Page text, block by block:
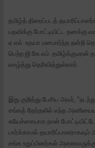
தமிழ்த் திரைப்படத்
பதவிக்கு போட்டியிட்ட தனக்கு
ஏ.எல். உதயா மனமார்ந்த நன்றி
பெற்ற ஜி.கே.எம்.
வாழ்த்து தெரிவித்துள்ளார்.
இது குறித்து பேசிய அவர்,
சங்கத் தேர்தலில் எந்த
சுயேச்சையாக நான்
பார்க்காமல்
சங்க உறுப்பினர்கள்